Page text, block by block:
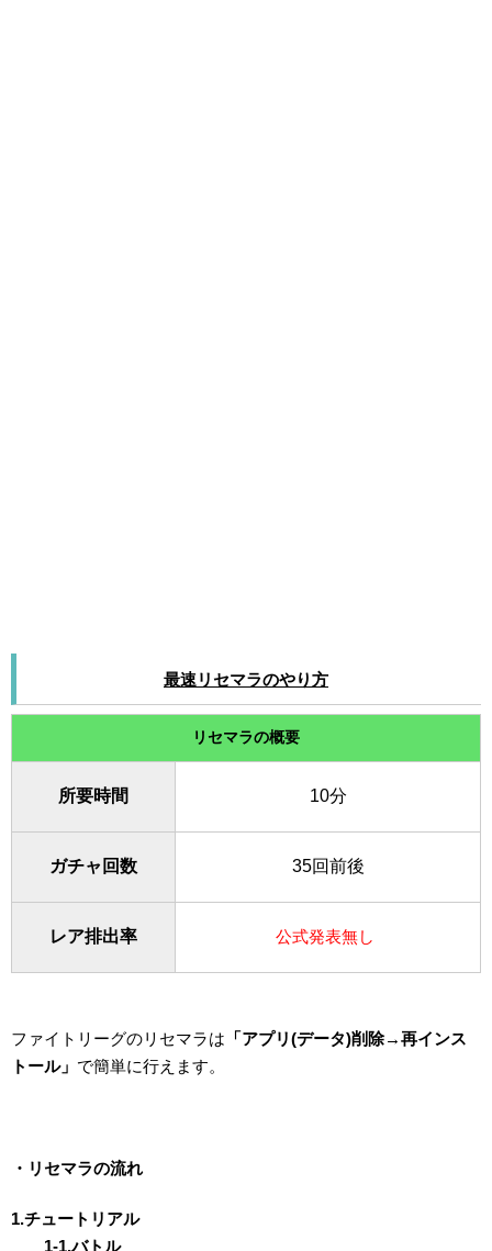
最速リセマラのやり方
リセマラの概要
所要時間 10分
ガチャ回数 35回前後
レア排出率 公式発表無し
ファイトリーグのリセマラは 「アプリ(データ)削除→再インス
トール」 で簡単に行えます。
・リセマラの流れ
1.チュートリアル
1-1.バトル